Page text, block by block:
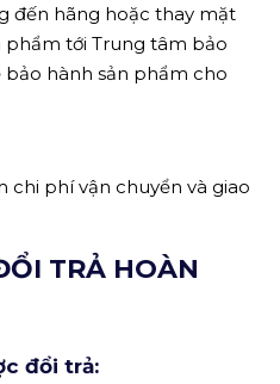
đến hãng hoặc thay mặt
phẩm tới Trung tâm bảo
bảo hành sản phẩm cho
chi phí vận chuyển và giao
TRẢ HOÀN
đổi trả: